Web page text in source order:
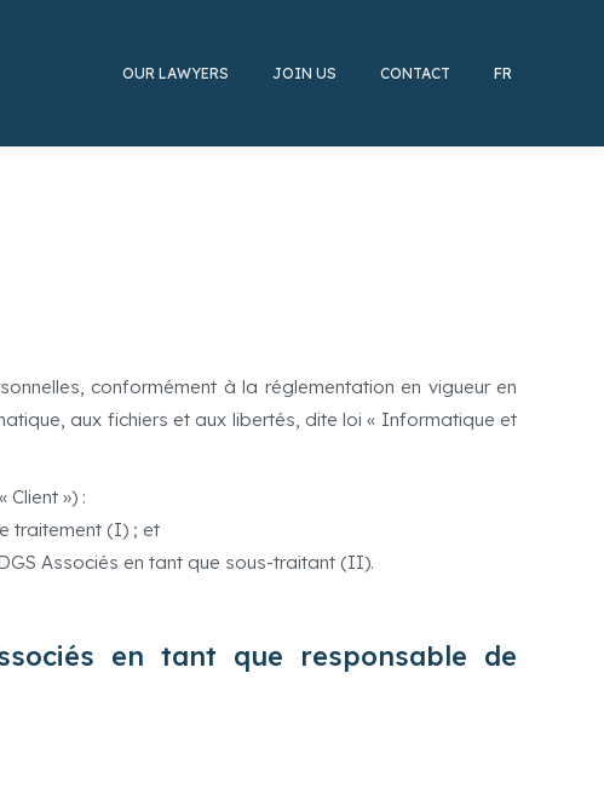
OUR LAWYERS JOIN US CONTACT FR
conformément à la réglementation en vigueur en
aux fichiers et aux libertés, dite loi « Informatique et
») :
traitement (I) ; et
Associés en tant que sous-traitant (II).
en tant que responsable de